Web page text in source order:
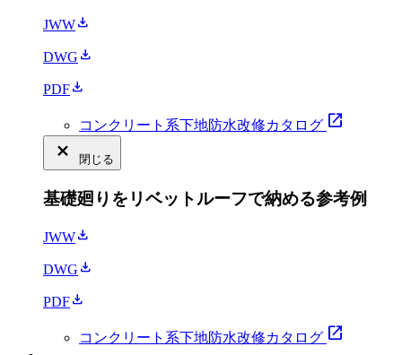
JWWdownload
DWG download
PDFdownload
コンクリート系下地防水改修カタログ open_in_new
close_small 閉じる
基礎廻りをリベットルーフで納める参考例
JWWdownload
DWG download
PDFdownload
コンクリート系下地防水改修カタログ open_in_new